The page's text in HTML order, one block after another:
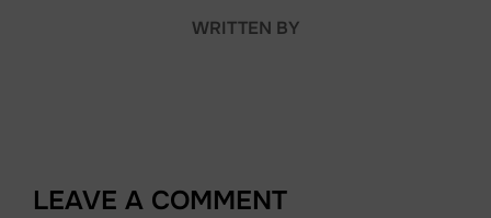
WRITTEN BY
LEAVE A COMMENT